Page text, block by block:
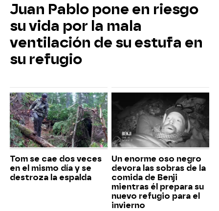
Juan Pablo pone en riesgo
su vida por la mala
ventilación de su estufa en
su refugio
Tom se cae dos veces
en el mismo día y se
destroza la espalda
Un enorme oso negro
devora las sobras de la
comida de Benji
mientras él prepara su
nuevo refugio para el
invierno